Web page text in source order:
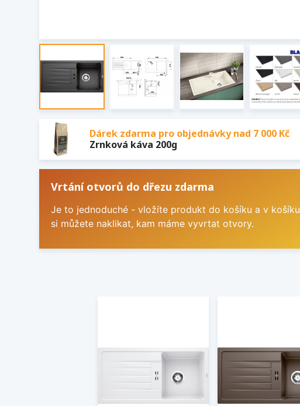
Dárek zdarma pro objednávky nad 7 000 Kč
Zrnková káva 200g
Vrtání otvorů do dřezu zdarma
Je to jednoduché - vložíte produkt do košíku a v košíku
si můžete naklikat, kam máme vyvrtat otvory.